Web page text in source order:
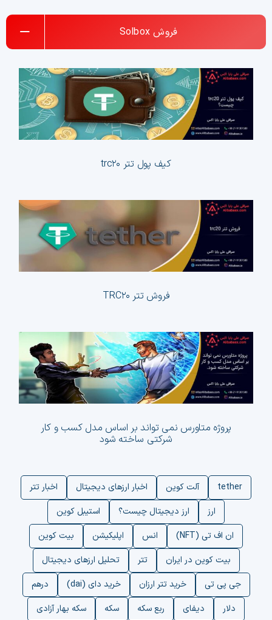
فروش Solbox
کیف پول تتر trc۲۰
فروش تتر TRC۲۰
پروژه متاورس نمی تواند بر اساس مدل کسب و کار
شرکتی ساخته شود
tether آلت کوین اخبار ارزهای دیجیتال
اخبار تتر
ارز
ارز دیجیتال چیست؟
استیبل کوین
ان اف تی (NFT)
انس اپلیکیشن
بیت کوین
بیت کوین در ایران
تتر
تحلیل ارزهای دیجیتال
جی پی تی
خرید تتر ارزان خرید دای (dai)
درهم
دلار
دیفای ربع سکه سکه
سکه بهار آزادی